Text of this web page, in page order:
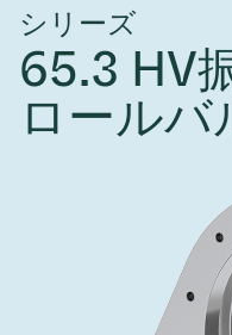
9月 17, 2026 イベン
Semicon India
し、進歩を支えま
真空アイソレーション
真空ゲートバルブ
真空アングルバルブ、
真空バタフライバルブ
真空振り子式バルブ
モーションコンポーネン
VATエッジ溶接メタルベ
真空モジュール
基板搬送
サブファブシステム
ディスプレイ製造
スパッタリング
薄膜封止(CVD)
科学機器と医学
科学機器
真空輸送
バッテリー製造
サブファブシステム
高エネルギー物理学
製品サービス
スペアパーツ
標準修理サービス
VATサービスセンター
企業責任
Presentations
Shares and debt
サプライチェーンマネジ
シリーズ
65.3 HV
ロールバ